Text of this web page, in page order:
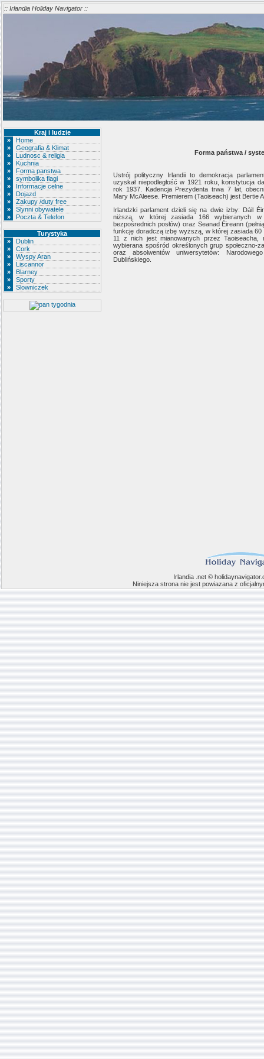
:: Irlandia Holiday Navigator ::
Kraj i ludzie
»
Home
»
Geografia & Klimat
»
Ludnosc & religia
»
Kuchnia
»
Forma panstwa
»
symbolika flagi
»
Informacje celne
»
Dojazd
»
Zakupy /duty free
»
Slynni obywatele
»
Poczta & Telefon
Turystyka
»
Dublin
»
Cork
»
Wyspy Aran
»
Liscannor
»
Blarney
»
Sporty
»
Slowniczek
Forma państwa /
Ustrój polityczny Irlandii to demokracja
uzyskał niepodległość w 1921 roku, konstytucja
rok 1937. Kadencja Prezydenta trwa 7 lat,
Mary McAleese. Premierem (Taoiseach) jest Bertie
Irlandzki parlament dzieli się na dwie izby: Dáil
niższą, w której zasiada 166 wybieranych w
bezpośrednich posłów) oraz Seanad Éireann
funkcję doradczą izbę wyższą, w której zasiada 60
11 z nich jest mianowanych przez Taoiseacha,
wybierana spośród określonych grup społeczno-
oraz absolwentów uniwersytetów:
Dublińskiego.
Irlandia .net ©
Niniejsza strona nie jest powiazana z